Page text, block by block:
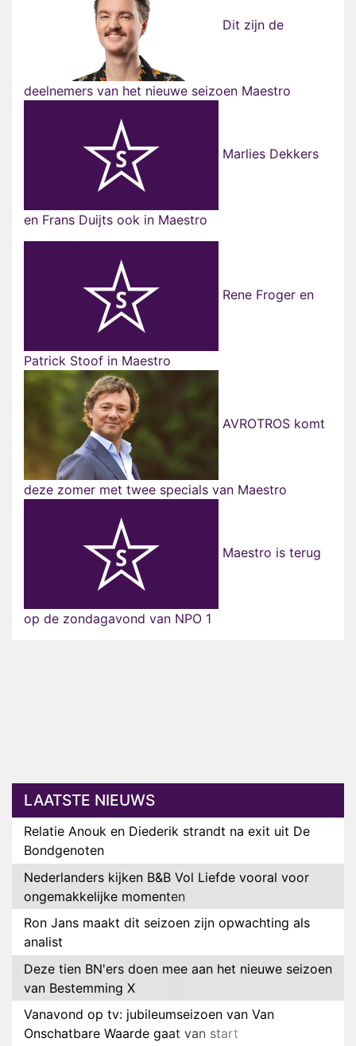
Dit zijn de
deelnemers van het nieuwe seizoen Maestro
Marlies Dekkers
en Frans Duijts ook in Maestro
Rene Froger en
Patrick Stoof in Maestro
AVROTROS komt
deze zomer met twee specials van Maestro
Maestro is terug
op de zondagavond van NPO 1
LAATSTE NIEUWS
Relatie Anouk en Diederik strandt na exit uit De
Bondgenoten
Nederlanders kijken B&B Vol Liefde vooral voor
ongemakkelijke momenten
Ron Jans maakt dit seizoen zijn opwachting als
analist
Deze tien BN'ers doen mee aan het nieuwe seizoen
van Bestemming X
Vanavond op tv: jubileumseizoen van Van
Onschatbare Waarde gaat van start